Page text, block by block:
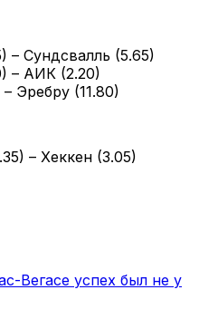
– Сундсвалль (5.65)
– АИК (2.20)
Эребру (11.80)
– Хеккен (3.05)
Вегасе успех был не у